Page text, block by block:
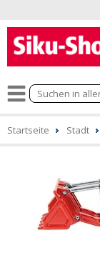
Startseite Stadt